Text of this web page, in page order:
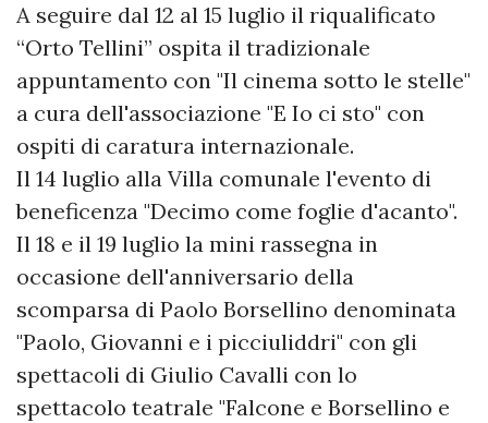
A seguire dal 12 al 15 luglio il riqualificato
“Orto Tellini” ospita il tradizionale
appuntamento con "Il cinema sotto le stelle"
a cura dell'associazione "E Io ci sto" con
ospiti di caratura internazionale.
Il 14 luglio alla Villa comunale l'evento di
beneficenza "Decimo come foglie d'acanto".
Il 18 e il 19 luglio la mini rassegna in
occasione dell'anniversario della
scomparsa di Paolo Borsellino denominata
"Paolo, Giovanni e i picciuliddri" con gli
spettacoli di Giulio Cavalli con lo
spettacolo teatrale "Falcone e Borsellino e